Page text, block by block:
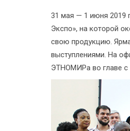
31 мая — 1 июня 2019
Экспо», на которой
свою продукцию.
выступлениями. На
ЭТНОМИРа во главе с